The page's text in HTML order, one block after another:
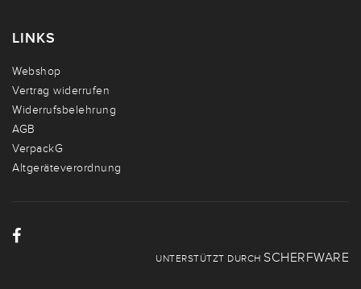
LINKS
Webshop
Vertrag widerrufen
Widerrufsbelehrung
AGB
VerpackG
Altgeräteverordnung
UNTERSTÜTZT DURCH SCHERFWARE